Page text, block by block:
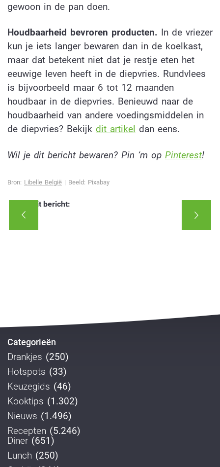
gewoon in de pan doen.
Houdbaarheid bevroren producten. In de vriezer
kun je iets langer bewaren dan in de koelkast,
maar dat betekent niet dat je restje eten het
eeuwige leven heeft in de diepvries. Rundvlees
is bijvoorbeeld maar 6 tot 12 maanden
houdbaar in de diepvries. Benieuwd naar de
houdbaarheid van andere voedingsmiddelen in
de diepvries? Bekijk dit artikel dan eens.
Wil je dit bericht bewaren? Pin ‘m op Pinterest!
Bron: Libelle België | Beeld: Pixabay
Deel dit bericht:
Categorieën
Drankjes (250)
Hotspots (33)
Keuzegids (46)
Kooktips (1.302)
Nieuws (1.496)
Recepten (5.246)
Diner (651)
Lunch (250)